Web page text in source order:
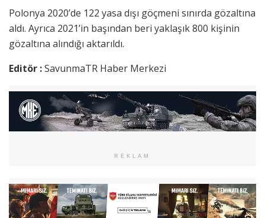
Polonya 2020’de 122 yasa dışı göçmeni sınırda gözaltına
aldı. Ayrıca 2021’in başından beri yaklaşık 800 kişinin
gözaltına alındığı aktarıldı.
Editör :SavunmaTR Haber Merkezi
REKLAM